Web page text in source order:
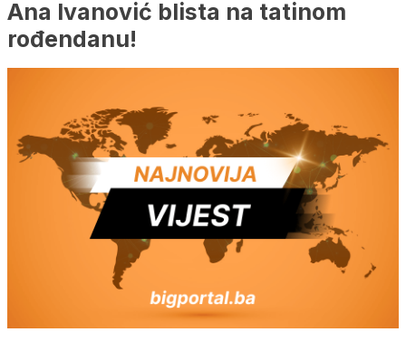
Ana Ivanović blista na tatinom
rođendanu!